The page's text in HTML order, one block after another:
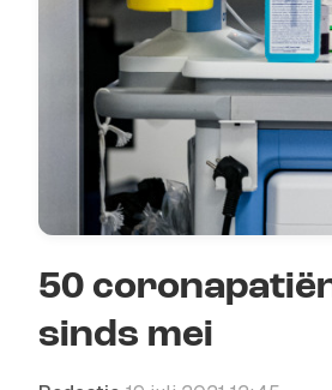
50
sinds mei